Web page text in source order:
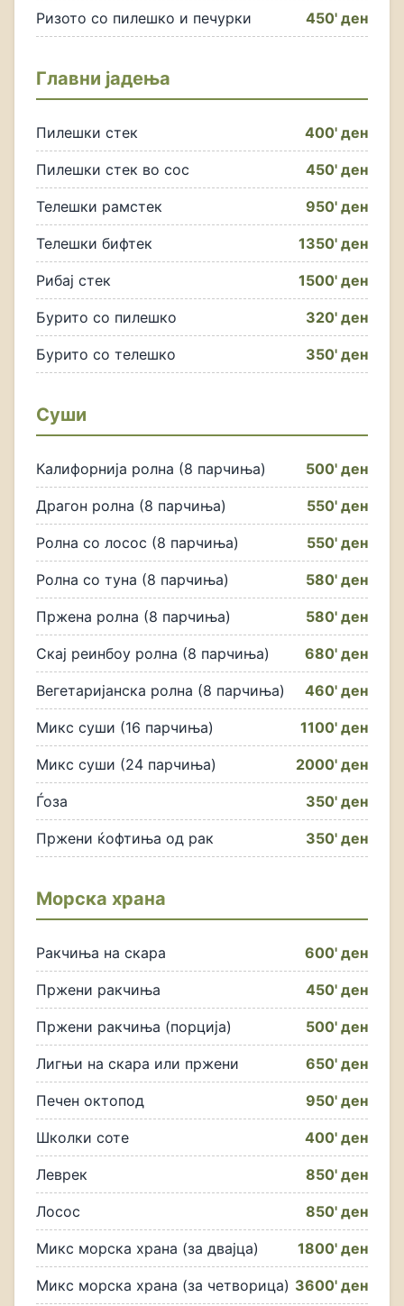
Ризото со пилешко и печурки 450' ден
Главни јадења
Пилешки стек 400' ден
Пилешки стек во сос 450' ден
Телешки рамстек 950' ден
Телешки бифтек 1350' ден
Рибај стек 1500' ден
Бурито со пилешко 320' ден
Бурито со телешко 350' ден
Суши
Калифорнија ролна (8 парчиња) 500' ден
Драгон ролна (8 парчиња) 550' ден
Ролна со лосос (8 парчиња) 550' ден
Ролна со туна (8 парчиња) 580' ден
Пржена ролна (8 парчиња) 580' ден
Скај реинбоу ролна (8 парчиња) 680' ден
Вегетаријанска ролна (8 парчиња) 460' ден
Микс суши (16 парчиња) 1100' ден
Микс суши (24 парчиња) 2000' ден
Ѓоза 350' ден
Пржени ќофтиња од рак 350' ден
Морска храна
Ракчиња на скара 600' ден
Пржени ракчиња 450' ден
Пржени ракчиња (порција) 500' ден
Лигњи на скара или пржени 650' ден
Печен октопод 950' ден
Школки соте 400' ден
Леврек 850' ден
Лосос 850' ден
Микс морска храна (за двајца) 1800' ден
Микс морска храна (за четворица) 3600' ден